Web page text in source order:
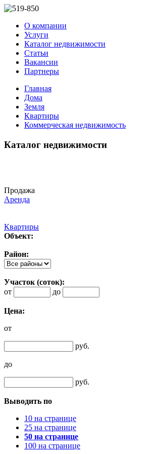
О компании
Услуги
Каталог недвижимости
Статьи
Вакансии
Партнеры
Главная
Дома
Земля
Квартиры
Коммерческая недвижимость
Каталог недвижимости
Продажа
Аренда
Квартиры
Объект:
Район:
Участок (соток):
от
до
Цена:
от
руб.
до
руб.
Выводить по
10 на странице
25 на странице
50 на странице
100 на странице